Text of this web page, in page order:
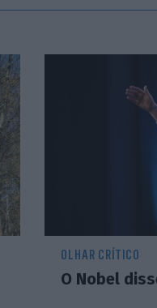
OLHAR CRÍTICO
O Nobel